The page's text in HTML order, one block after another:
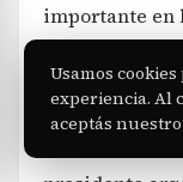
importante en
decisión de
degradar la
Usamos
experiencia. Al
aceptás nuestro